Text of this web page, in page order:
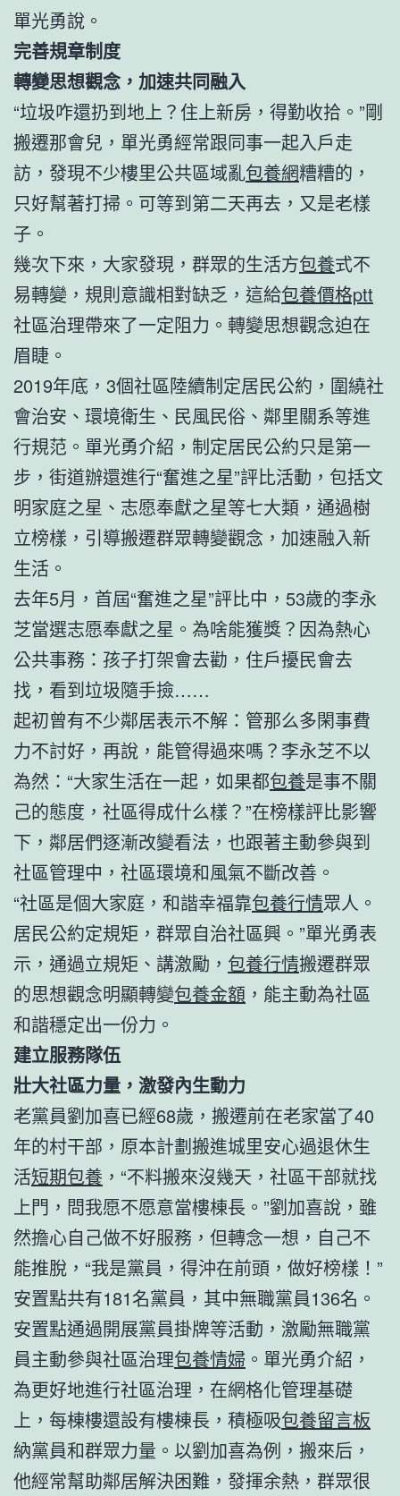
單光勇說。
完善規章制度
轉變思想觀念，加速共同融入
“垃圾咋還扔到地上？住上新房，得勤收拾。”剛
搬遷那會兒，單光勇經常跟同事一起入戶走
訪，發現不少樓里公共區域亂包養網糟糟的，
只好幫著打掃。可等到第二天再去，又是老樣
子。
幾次下來，大家發現，群眾的生活方包養式不
易轉變，規則意識相對缺乏，這給包養價格ptt
社區治理帶來了一定阻力。轉變思想觀念迫在
眉睫。
2019年底，3個社區陸續制定居民公約，圍繞社
會治安、環境衛生、民風民俗、鄰里關系等進
行規范。單光勇介紹，制定居民公約只是第一
步，街道辦還進行“奮進之星”評比活動，包括文
明家庭之星、志愿奉獻之星等七大類，通過樹
立榜樣，引導搬遷群眾轉變觀念，加速融入新
生活。
去年5月，首屆“奮進之星”評比中，53歲的李永
芝當選志愿奉獻之星。為啥能獲獎？因為熱心
公共事務：孩子打架會去勸，住戶擾民會去
找，看到垃圾隨手撿……
起初曾有不少鄰居表示不解：管那么多閑事費
力不討好，再說，能管得過來嗎？李永芝不以
為然：“大家生活在一起，如果都包養是事不關
己的態度，社區得成什么樣？”在榜樣評比影響
下，鄰居們逐漸改變看法，也跟著主動參與到
社區管理中，社區環境和風氣不斷改善。
“社區是個大家庭，和諧幸福靠包養行情眾人。
居民公約定規矩，群眾自治社區興。”單光勇表
示，通過立規矩、講激勵， 包養行情搬遷群眾
的思想觀念明顯轉變包養金額 ，能主動為社區
和諧穩定出一份力。
建立服務隊伍
壯大社區力量，激發內生動力
老黨員劉加喜已經68歲，搬遷前在老家當了40
年的村干部，原本計劃搬進城里安心過退休生
活短期包養 ，“不料搬來沒幾天，社區干部就找
上門，問我愿不愿意當樓棟長。”劉加喜說，雖
然擔心自己做不好服務，但轉念一想，自己不
能推脫，“我是黨員，得沖在前頭，做好榜樣！”
安置點共有181名黨員，其中無職黨員136名。
安置點通過開展黨員掛牌等活動，激勵無職黨
員主動參與社區治理包養情婦 。單光勇介紹，
為更好地進行社區治理，在網格化管理基礎
上，每棟樓還設有樓棟長，積極吸包養留言板
納黨員和群眾力量。以劉加喜為例，搬來后，
他經常幫助鄰居解決困難，發揮余熱，群眾很